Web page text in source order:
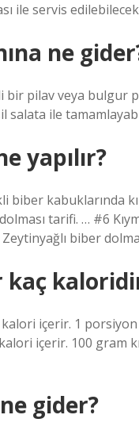
ile servis
ne
pilav veya bulgur
salata ile
yapılır?
biber kabuklarında
tarifi. … #6
biber
kaç
kalori içerir. 1
içerir. 100 gram
gider?